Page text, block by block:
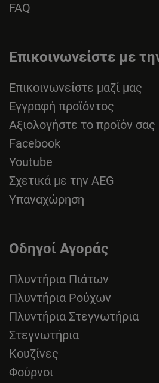
FAQ
Επικοινωνείστε με
Επικοινωνείστε μαζί μας
Εγγραφή προϊόντος
Αξιολογήστε το προϊόν σας
Facebook
Youtube
Σχετικά με την AEG
Υπαναχώρηση
Οδηγοί Αγοράς
Πλυντήρια Πιάτων
Πλυντήρια Ρούχων
Πλυντήρια Στεγνωτήρια
Στεγνωτήρια
Κουζίνες
Φούρνοι